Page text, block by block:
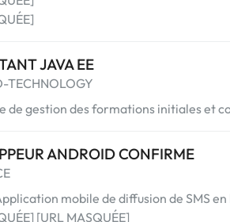
JAVA EE
TECHNOLOGY
de gestion des formations initiales et
ANDROID CONFIRME
mobile de diffusion de SMS
[URL MASQUÉE]